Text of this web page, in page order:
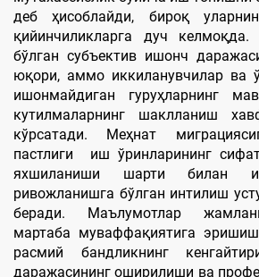
деб ҳисоблайди, бироқ
қийинчиликларга дуч
бўлган субъектив ишонч
юқори, аммо иккиланувчилар ва
ишонмайдиган гуруҳларнинг
кутилмаларнинг шаклланиш
кўрсатади. Меҳнат
пастлиги иш ўринларининг
яхшиланиши шарти билан
ривожланишга бўлган интилиш
беради. Маълумотлар
мартаба муваффақиятига
расмий бандликнинг
даражасининг оширилиши ва